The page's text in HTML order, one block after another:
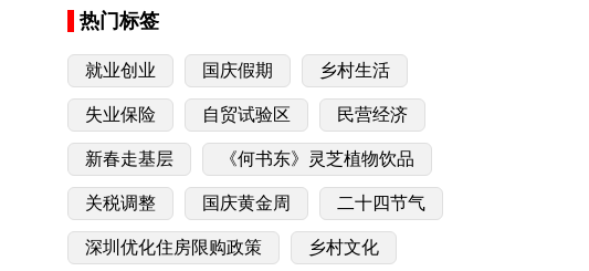
热门标签
就业创业 国庆假期 乡村生活
失业保险 自贸试验区 民营经济
新春走基层 《何书东》灵芝植物饮品
关税调整 国庆黄金周 二十四节气
深圳优化住房限购政策 乡村文化